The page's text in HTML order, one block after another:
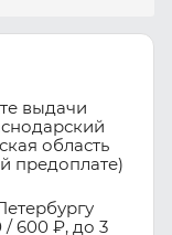
выдачи
область
предоплате)
600 ₽, до 3